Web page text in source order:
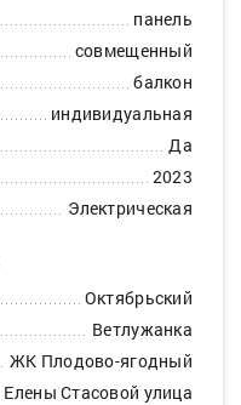
панель
совмещенный
балкон
индивидуальная
Да
2023
Электрическая
Октябрьский
Ветлужанка
ЖК Плодово-ягодный
Елены Стасовой улица